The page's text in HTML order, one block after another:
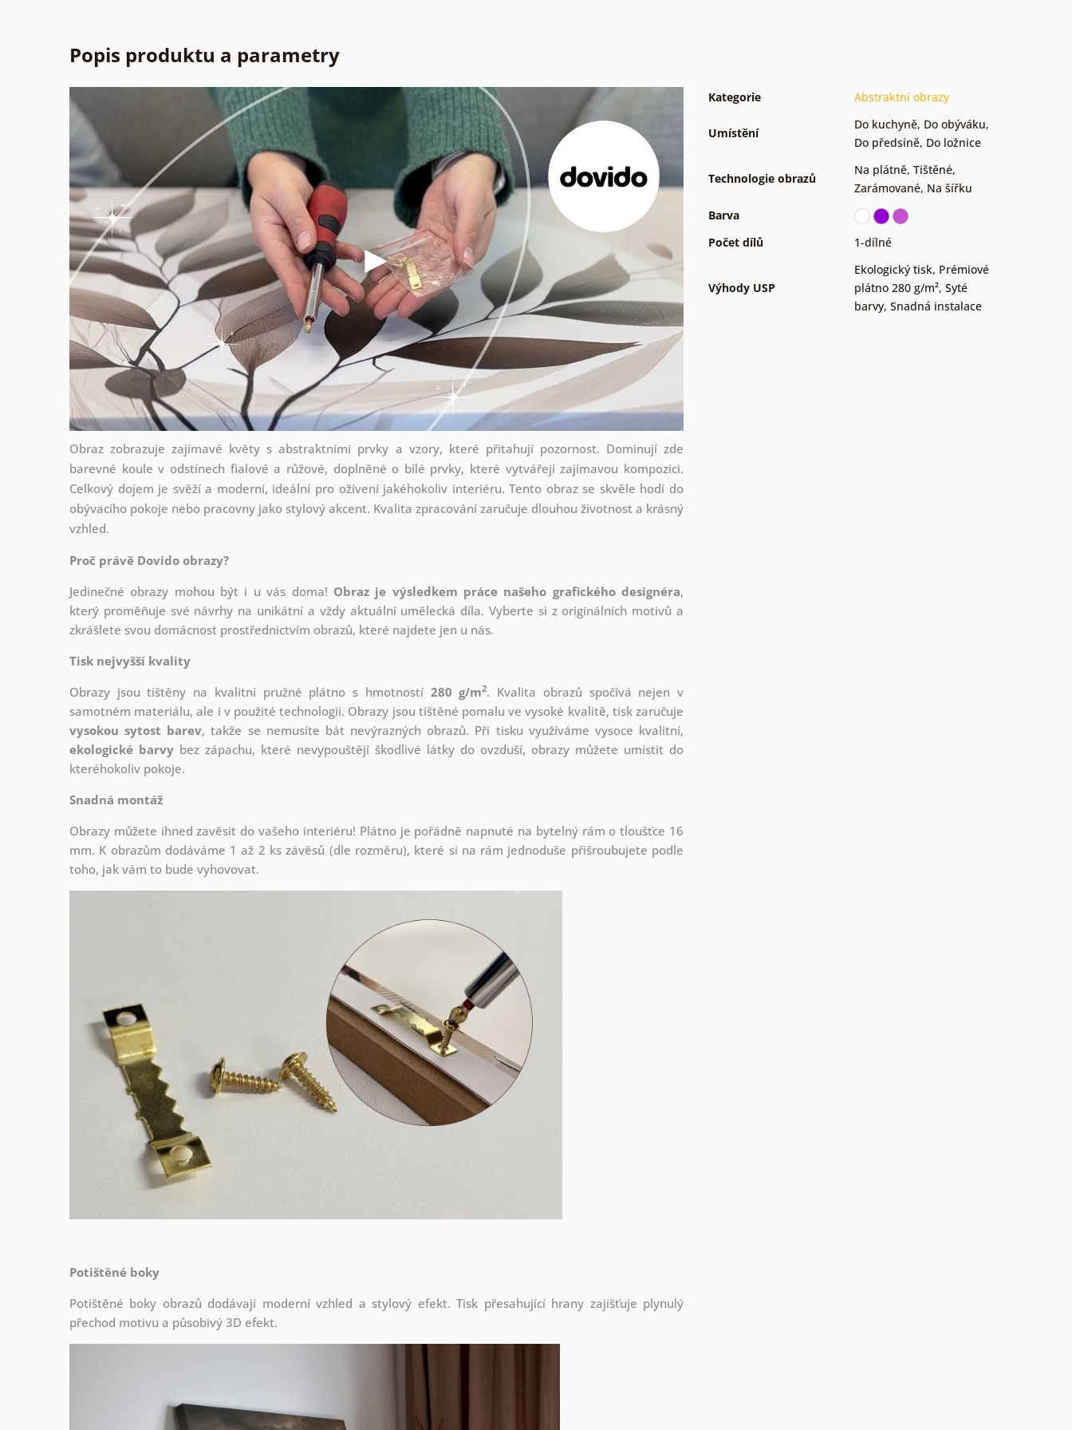
Popis produktu a parametry
Obraz zobrazuje zajímavé květy s abstraktními prvky a vzory, které přitahují pozornost. Dominují zde
barevné koule v odstínech fialové a růžové, doplněné o bílé prvky, které vytvářejí zajímavou kompozici.
Celkový dojem je svěží a moderní, ideální pro oživení jakéhokoliv interiéru. Tento obraz se skvěle hodí do
obývacího pokoje nebo pracovny jako stylový akcent. Kvalita zpracování zaručuje dlouhou životnost a krásný
vzhled.
Proč právě Dovido obrazy?
Jedinečné obrazy mohou být i u vás doma! Obraz je výsledkem práce našeho grafického designéra,
který proměňuje své návrhy na unikátní a vždy aktuální umělecká díla. Vyberte si z originálních motivů a
zkrášlete svou domácnost prostřednictvím obrazů, které najdete jen u nás.
Tisk nejvyšší kvality
Obrazy jsou tištěny na kvalitní pružné plátno s hmotností 280 g/m2. Kvalita obrazů spočívá nejen v
samotném materiálu, ale i v použité technologii. Obrazy jsou tištěné pomalu ve vysoké kvalitě, tisk zaručuje
vysokou sytost barev, takže se nemusíte bát nevýrazných obrazů. Při tisku využíváme vysoce kvalitní,
ekologické barvy bez zápachu, které nevypouštějí škodlivé látky do ovzduší, obrazy můžete umístit do
kteréhokoliv pokoje.
Snadná montáž
Obrazy můžete ihned zavěsit do vašeho interiéru! Plátno je pořádně napnuté na bytelný rám o tloušťce 16
mm. K obrazům dodáváme 1 až 2 ks závěsů (dle rozměru), které si na rám jednoduše přišroubujete podle
toho, jak vám to bude vyhovovat.
Potištěné boky
Potištěné boky obrazů dodávají moderní vzhled a stylový efekt. Tisk přesahující hrany zajišťuje plynulý
přechod motivu a působivý 3D efekt.
Kategorie Abstraktní obrazy
Umístění
Do kuchyně, Do obýváku,
Do předsíně, Do ložnice
Technologie obrazů
Na plátně, Tištěné,
Zarámované, Na šířku
Barva
Počet dílů
1-dílné
Výhody USP
Ekologický tisk, Prémiové
plátno 280 g/m², Syté
barvy, Snadná instalace